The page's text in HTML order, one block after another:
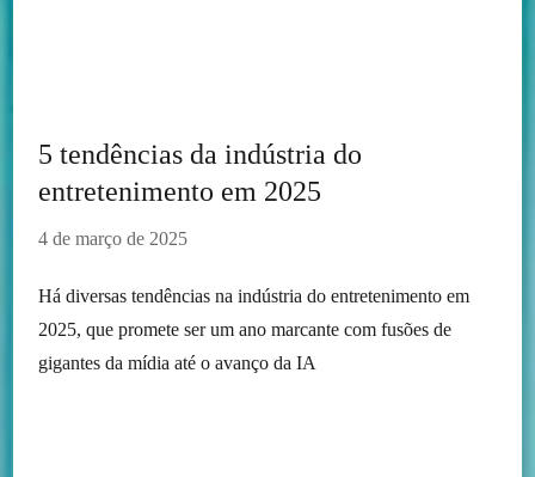
5 tendências da indústria do
entretenimento em 2025
4 de março de 2025
Há diversas tendências na indústria do entretenimento em
2025, que promete ser um ano marcante com fusões de
gigantes da mídia até o avanço da IA